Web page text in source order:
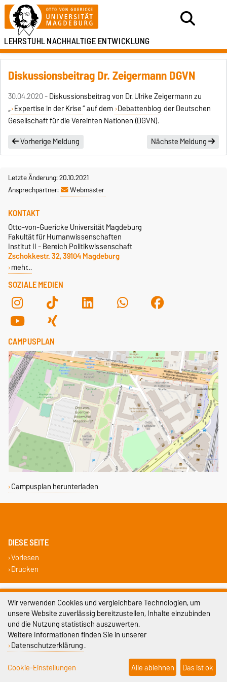
LEHRSTUHLNACHHALTIGE ENTWICKLUNG
Diskussionsbeitrag Dr. Zeigermann DGVN
30.04.2020 -Diskussionsbeitrag von Dr. Ulrike Zeigermann zu
„ Expertise in der Krise“ auf dem Debattenblog der Deutschen
Gesellschaft für die Vereinten Nationen (DGVN).
Vorherige Meldung
Nächste Meldung
Letzte Änderung: 20.10.2021
Ansprechpartner:
Webmaster
SOZIALE MEDIEN
KONTAKT
Otto-von-Guericke Universität Magdeburg
Fakultät für Humanwissenschaften
Institut II - Bereich Politikwissenschaft
Zschokkestr. 32, 39104 Magdeburg
mehr…
CAMPUSPLAN
Campusplan herunterladen
DIESE SEITE
Vorlesen
Drucken
Impressum
Datenschutz
Barrierefreiheit
Cookie-Einstellungen
Wir verwenden Cookies und vergleichbare Technologien, um
unsere Website zuverlässig bereitzustellen, Inhalte einzubinden
und die Nutzung statistisch auszuwerten.
Weitere Informationen finden Sie in unserer
Datenschutzerklärung.
Cookie-Einstellungen
Alle ablehnen Das ist ok